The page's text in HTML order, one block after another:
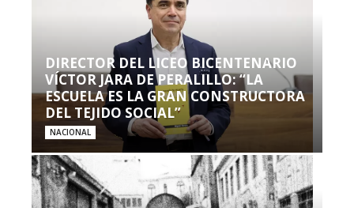
DIRECTOR DEL LICEO BICENTENARIO
VÍCTOR JARA DE PERALILLO: “LA
ESCUELA ES LA GRAN CONSTRUCTORA
DEL TEJIDO SOCIAL”
NACIONAL